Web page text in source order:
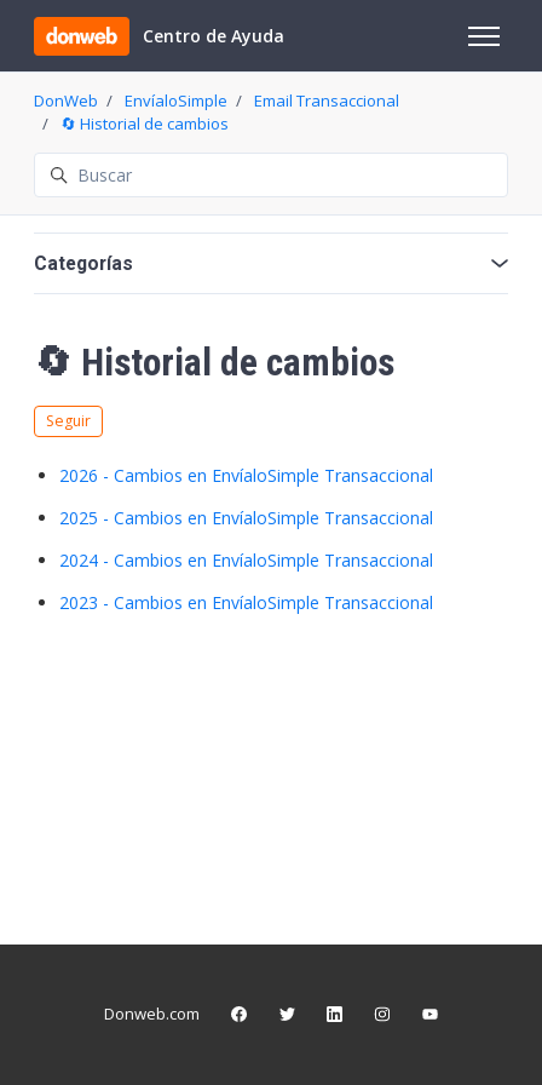
Saltar al contenido principal
Centro de Ayuda
Abrir/
DonWeb EnvíaloSimple
Email Transaccional
🔄 Historial de cambios
Búsqueda
🔄 Historial de cambios
Seguir
2026 - Cambios en EnvíaloSimple Transaccional
2025 - Cambios en EnvíaloSimple Transaccional
2024 - Cambios en EnvíaloSimple Transaccional
2023 - Cambios en EnvíaloSimple Transaccional
Categorías
Donweb.com